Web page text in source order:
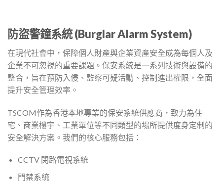
防盜警鐘系統 (Burglar Alarm System)
在現代社會中，保障個人財產與企業資產安全成為每個人及
企業不可忽視的重要課題。保安系統是一系列技術與設備的
整合，旨在預防入侵、監察可疑活動、控制進出權限，全面
提升安全管理效率。
TSCOM作為香港本地專業的保安系統供應商，致力為住
宅、商業樓宇、工業單位等不同類型的場所提供度身定制的
安全解決方案。我們的核心服務包括：
CCTV 閉路電視系統
門禁系統